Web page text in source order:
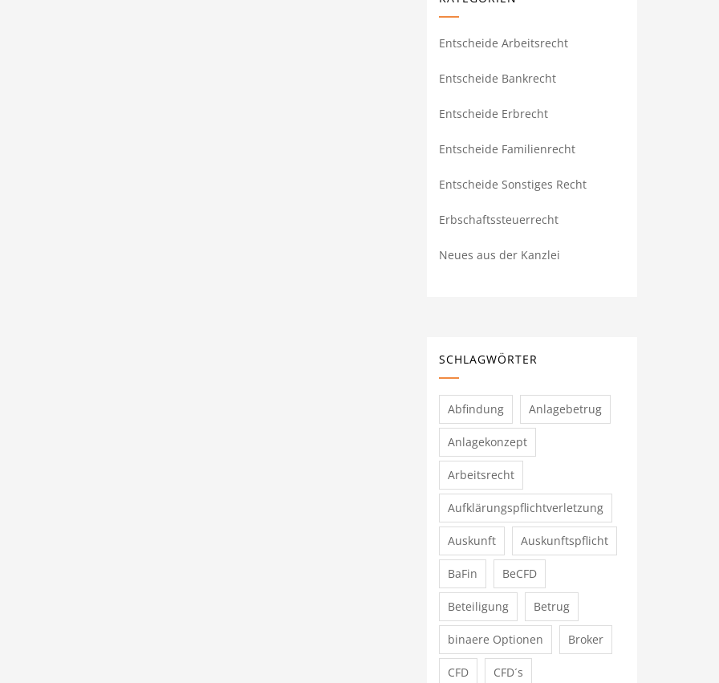
Entscheide Arbeitsrecht
Entscheide Bankrecht
Entscheide Erbrecht
Entscheide Familienrecht
Entscheide Sonstiges Recht
Erbschaftssteuerrecht
Neues aus der Kanzlei
SCHLAGWÖRTER
Abfindung Anlagebetrug
Anlagekonzept
Arbeitsrecht
Aufklärungspflichtverletzung
Auskunft Auskunftspflicht
BaFin BeCFD
Beteiligung Betrug
binaere Optionen Broker
CFD CFD´s